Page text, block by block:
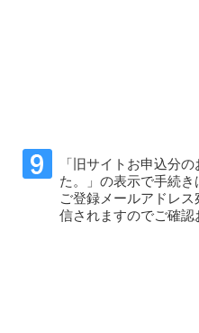
「旧サイトお申込分
た。」の表示で手続き
ご登録メールアドレ
信されますのでご確認